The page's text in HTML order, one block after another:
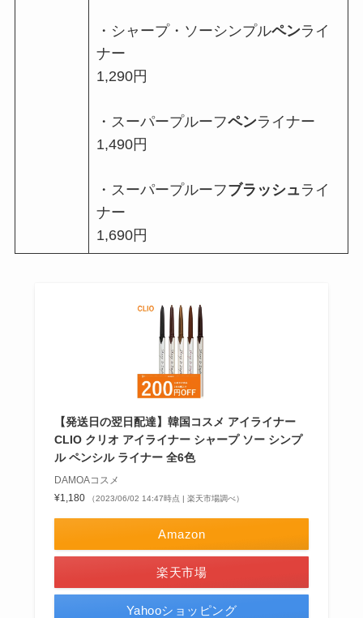
・シャープ・ソーシンプルペンライ
ナー
1,290円
・スーパープルーフペンライナー
1,490円
・スーパープルーフブラッシュ ライ
ナー
1,690円
【発送日の翌日配達】韓国コスメ アイライナー
CLIO クリオ アイライナー シャープ ソー シンプ
ル ペンシル ライナー 全6色
DAMOAコスメ
¥1,180
（2023/06/02 14:47時点 | 楽天市場調べ）
Amazon
楽天市場
Yahooショッピング